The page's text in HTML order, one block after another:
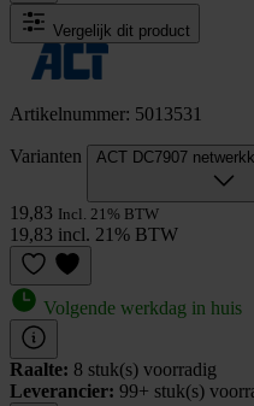
Vergelijk dit product
Artikelnummer: 5013531
Varianten ACT DC7907
19,83 Incl. 21% BTW
19,83 incl. 21% BTW
Volgende werkdag in huis
Raalte: 8 stuk(s) voorradig
Leverancier: 99+ stuk(s)